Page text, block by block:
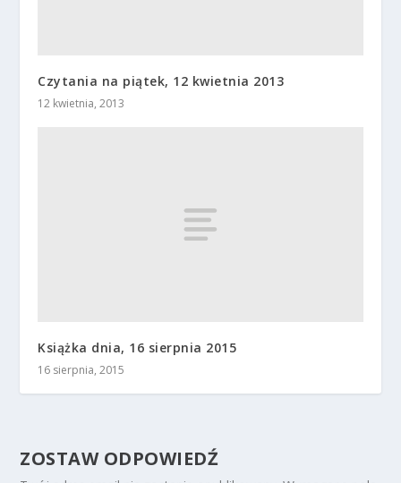
Czytania na piątek, 12 kwietnia 2013
12 kwietnia, 2013
Książka dnia, 16 sierpnia 2015
16 sierpnia, 2015
ZOSTAW ODPOWIEDŹ